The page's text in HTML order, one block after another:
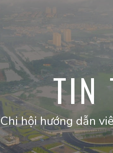
TIN
Chi hội hướng dẫn